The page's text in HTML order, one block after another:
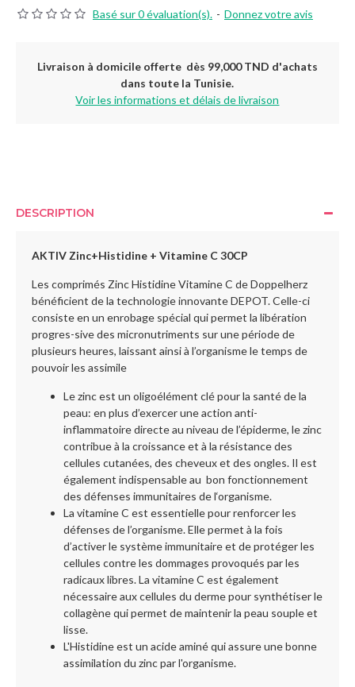
Basé sur 0 évaluation(s). - Donnez votre avis
Livraison à domicile offerte dès 99,000 TND d'achats
dans toute la Tunisie.
Voir les informations et délais de livraison
DESCRIPTION
AKTIV Zinc+Histidine + Vitamine C 30CP
Les comprimés Zinc Histidine Vitamine C de Doppelherz
bénéficient de la technologie innovante DEPOT. Celle-ci
consiste en un enrobage spécial qui permet la libération
progres-sive des micronutriments sur une période de
plusieurs heures, laissant ainsi à l’organisme le temps de
pouvoir les assimile
Le zinc est un oligoélément clé pour la santé de la
peau: en plus d’exercer une action anti-
inflammatoire directe au niveau de l’épiderme, le zinc
contribue à la croissance et à la résistance des
cellules cutanées, des cheveux et des ongles. Il est
également indispensable au bon fonctionnement
des défenses immunitaires de l‘organisme.
La vitamine C est essentielle pour renforcer les
défenses de l’organisme. Elle permet à la fois
d’activer le système immunitaire et de protéger les
cellules contre les dommages provoqués par les
radicaux libres. La vitamine C est également
nécessaire aux cellules du derme pour synthétiser le
collagène qui permet de maintenir la peau souple et
lisse.
L'Histidine est un acide aminé qui assure une bonne
assimilation du zinc par l'organisme.